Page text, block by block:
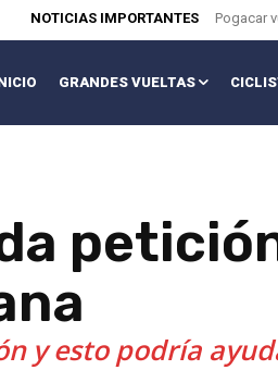
NOTICIAS IMPORTANTES Pogacar
GRANDES VUELTAS
y esto podría